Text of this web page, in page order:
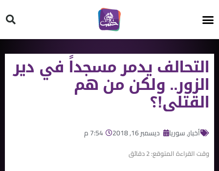
التحالف يدمر مسجداً في دير
الزور.. ولكن من هم
القتلى!؟
أخبار,سوريا ديسمبر 16, 2018 7:54 م
وقت القراءة المتوقع:2دقائق